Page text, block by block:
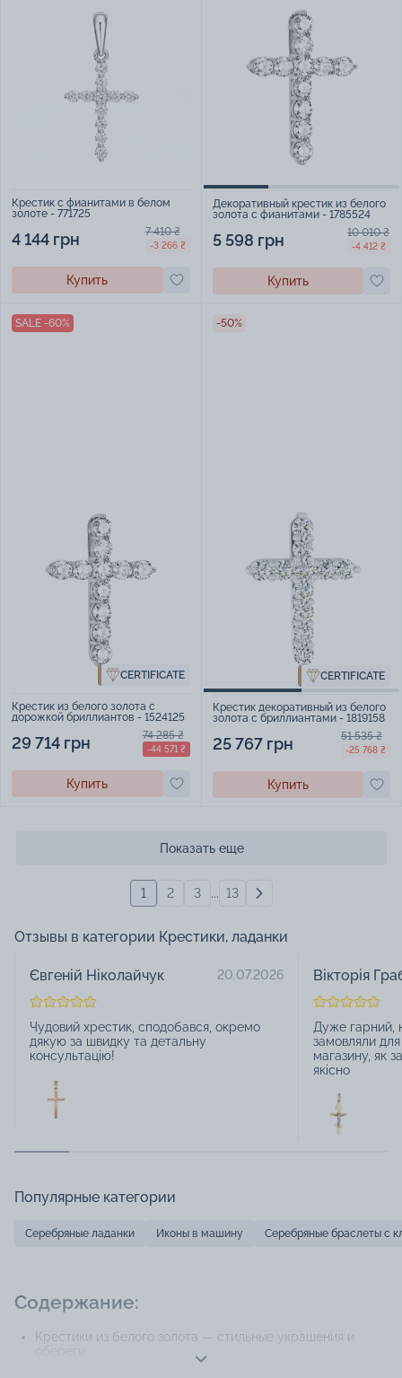
Крестик с фианитами в белом
золоте - 771725
4 144 грн 7 410 ₴
-3 266 ₴
Купить
Декоративный крестик из белого
золота с фианитами - 1785524
5 598 грн 10 010 ₴
-4 412 ₴
Купить
SALE -60%
CERTIFICATE
Крестик из белого золота с
дорожкой бриллиантов - 1524125
29 714 грн 74 285 ₴
-44 571 ₴
Купить
-50%
CERTIFICATE
Крестик декоративный из белого
золота с бриллиантами - 1819158
25 767 грн 51 535 ₴
-25 768 ₴
Купить
Показать еще
1 2 3 ... 13
Отзывы в категории Крестики, ладанки
Євгеній Ніколайчук 20.07.2026
Чудовий хрестик, сподобався, окремо
дякую за швидку та детальну
консультацію!
Вікторія
Дуже гарний,
замовляли
магазину, як
якісно
Популярные категории
Серебряные ладанки Иконы в машину Серебряные браслеты с
Содержание:
Крестики из белого золота — стильные украшения и
Изысканные украшения из благородного металла